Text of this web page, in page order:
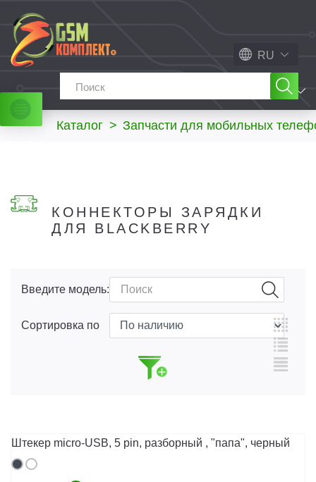
RU
МЕНЮ
Каталог > Запчасти для мобильных
КОННЕКТОРЫ ЗАРЯДКИ
ДЛЯ BLACKBERRY
Введите модель:
Сортировка по
Штекер micro-USB, 5 pin, разборный , "папа", черный